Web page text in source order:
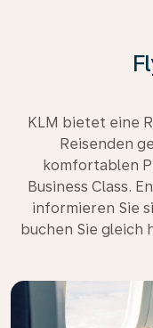
KLM bietet eine
Reisenden
komfortablen
Business Class.
informieren Sie
buchen Sie gleich